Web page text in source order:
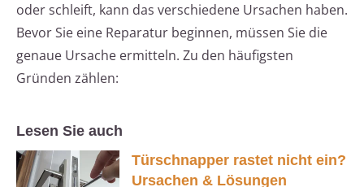
oder schleift, kann das verschiedene Ursachen haben.
Bevor Sie eine Reparatur beginnen, müssen Sie die
genaue Ursache ermitteln. Zu den häufigsten
Gründen zählen:
Lesen Sie auch
Türschnapper rastet nicht ein?
Ursachen & Lösungen